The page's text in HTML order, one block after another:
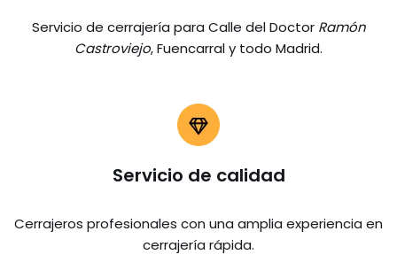
Servicio de cerrajería para Calle del Doctor Ramón
Castroviejo, Fuencarral y todo Madrid.
Servicio de calidad
Cerrajeros profesionales con una amplia experiencia en
cerrajería rápida.